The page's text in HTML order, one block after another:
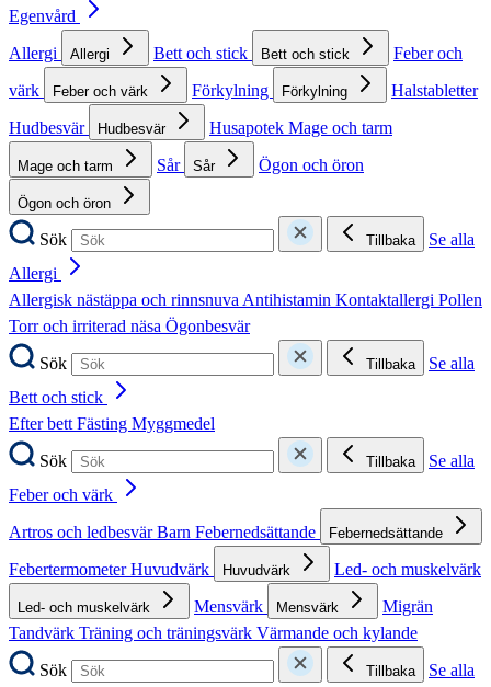
Egenvård
Allergi
Allergi Bett och stick Bett och stick
Feber och
värk
Feber och värk Förkylning Förkylning
Halstabletter
Hudbesvär
Hudbesvär Husapotek Mage och tarm
Mage och tarm Sår Sår Ögon och öron
Ögon och öron
Sök Tillbaka
Se alla
Allergi
Allergisk nästäppa och rinnsnuvaAntihistamin Kontaktallergi Pollen
Torr och irriterad näsa Ögonbesvär
Sök
Tillbaka
Se alla
Bett och stick
Efter bettFästing Myggmedel
Sök
Tillbaka
Se alla
Feber och värk
Artros och ledbesvärBarn Febernedsättande Febernedsättande
FebertermometerHuvudvärk Huvudvärk Led- och muskelvärk
Led- och muskelvärk Mensvärk Mensvärk
Migrän
Tandvärk Träning och träningsvärk Värmande och kylande
Sök
Tillbaka
Se alla